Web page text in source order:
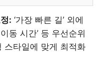
: ‘가장 빠른 길’ 외에
동 시간’ 등 우선순위
스타일에 맞게 최적화